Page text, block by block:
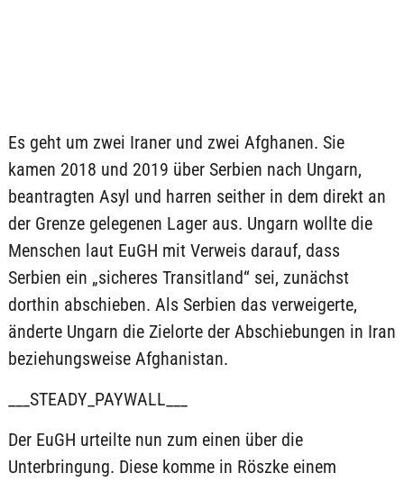
Es geht um zwei Iraner und zwei Afghanen. Sie
kamen 2018 und 2019 über Serbien nach Ungarn,
beantragten Asyl und harren seither in dem direkt an
der Grenze gelegenen Lager aus. Ungarn wollte die
Menschen laut EuGH mit Verweis darauf, dass
Serbien ein „sicheres Transitland“ sei, zunächst
dorthin abschieben. Als Serbien das verweigerte,
änderte Ungarn die Zielorte der Abschiebungen in Iran
beziehungsweise Afghanistan.
___STEADY_PAYWALL___
Der EuGH urteilte nun zum einen über die
Unterbringung. Diese komme in Röszke einem